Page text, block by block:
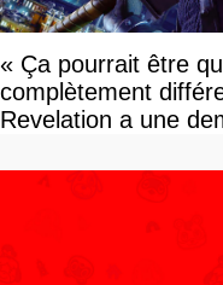
« Ça pourrait être
complètement
Revelation a une